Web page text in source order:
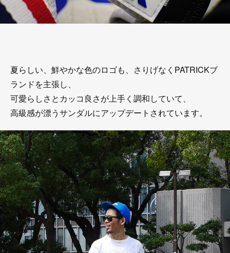
夏らしい、鮮やかな色のロゴも、さりげなくPATRICKブ
ランドを主張し、
可愛らしさとカッコ良さが上手く調和していて、
高級感が漂うサンダルにアップデートされています。